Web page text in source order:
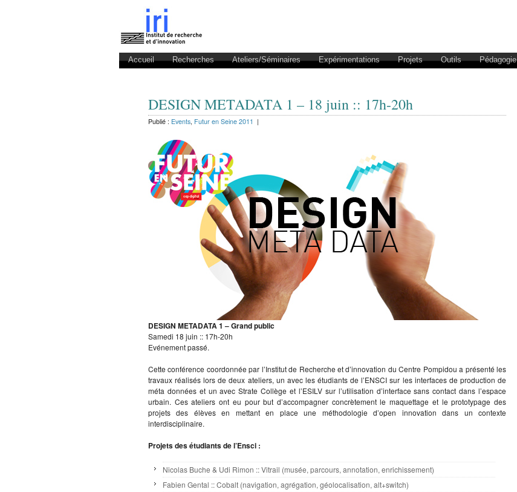
Accueil Recherches Ateliers/Séminaires Expérimentations Projets Outils Pédagogie
DESIGN METADATA 1 – 18 juin :: 17h-20h
Publié : Events, Futur en Seine 2011 |
DESIGN METADATA 1 – Grand public
Samedi 18 juin :: 17h-20h
Evénement passé.
Cette conférence coordonnée par l’Institut de Recherche et d’innovation du Centre Pompidou a présenté les
travaux réalisés lors de deux ateliers, un avec les étudiants de l’ENSCI sur les interfaces de production de
méta données et un avec Strate Collège et l’ESILV sur l’utilisation d’interface sans contact dans l’espace
urbain. Ces ateliers ont eu pour but d’accompagner concrètement le maquettage et le prototypage des
projets des élèves en mettant en place une méthodologie d’open innovation dans un contexte
interdisciplinaire.
Projets des étudiants de l’Ensci :
Nicolas Buche & Udi Rimon :: Vitrail (musée, parcours, annotation, enrichissement)
Fabien Gental :: Cobalt (navigation, agrégation, géolocalisation, alt+switch)